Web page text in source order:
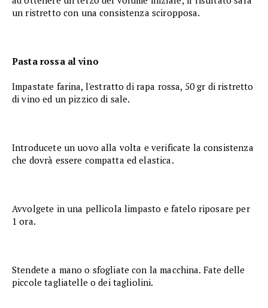
un ristretto con una consistenza sciropposa.
Pasta rossa al vino
Impastate farina, l'estratto di rapa rossa, 50 gr di ristretto
di vino ed un pizzico di sale.
Introducete un uovo alla volta e verificate la consistenza
che dovrà essere compatta ed elastica.
Avvolgete in una pellicola limpasto e fatelo riposare per
1 ora.
Stendete a mano o sfogliate con la macchina. Fate delle
piccole tagliatelle o dei tagliolini.